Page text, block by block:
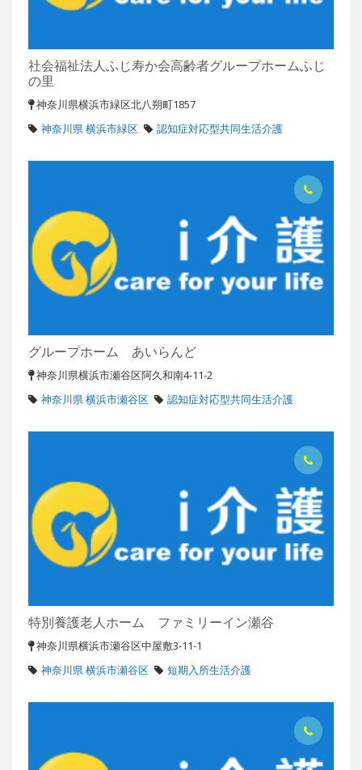
社会福祉法人ふじ寿か会高齢者グループホームふじ
の里
神奈川県横浜市緑区北八朔町1857
神奈川県 横浜市緑区
認知症対応型共同生活介護
グループホーム あいらんど
神奈川県横浜市瀬谷区阿久和南4-11-2
神奈川県 横浜市瀬谷区
認知症対応型共同生活介護
特別養護老人ホーム ファミリーイン瀬谷
神奈川県横浜市瀬谷区中屋敷3-11-1
神奈川県 横浜市瀬谷区
短期入所生活介護